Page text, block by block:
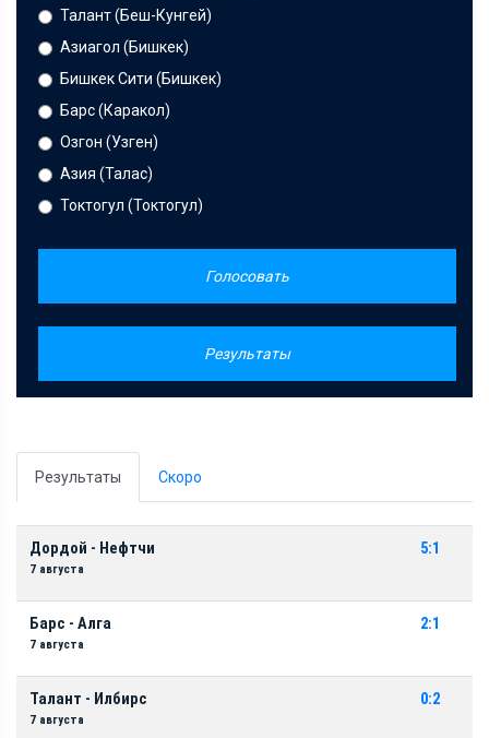
Талант (Беш-Кунгей)
Азиагол (Бишкек)
Бишкек Сити (Бишкек)
Барс (Каракол)
Озгон (Узген)
Азия (Талас)
Токтогул (Токтогул)
Голосовать
Результаты
Результаты Скоро
Дордой - Нефтчи
7 августа
5:1
Барс - Алга
7 августа
2:1
Талант - Илбирс
7 августа
0:2